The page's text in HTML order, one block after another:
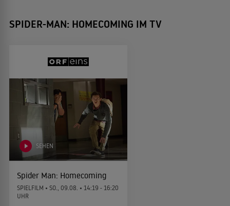
SPIDER-MAN: HOMECOMING IM TV
SEHEN
Spider Man: Homecoming
SPIELFILM • SO., 09.08. • 14:19 - 16:20
UHR